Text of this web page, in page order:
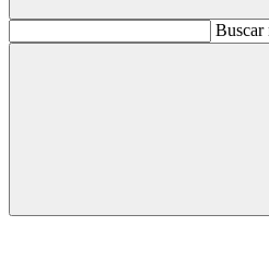
BuscarBuscar
Buscar